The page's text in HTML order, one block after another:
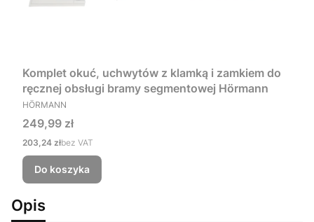
Komplet okuć, uchwytów z klamką i zamkiem do
ręcznej obsługi bramy segmentowej Hörmann
PRODUCENT
HÖRMANN
Cena
249,99 zł
Cena
203,24 złbez VAT
Do koszyka
Opis